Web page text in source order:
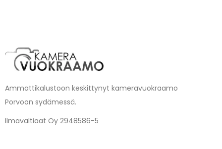
Ammattikalustoon keskittynyt kameravuokraamo
Porvoon sydämessä.
Ilmavaltiaat Oy 2948586-5